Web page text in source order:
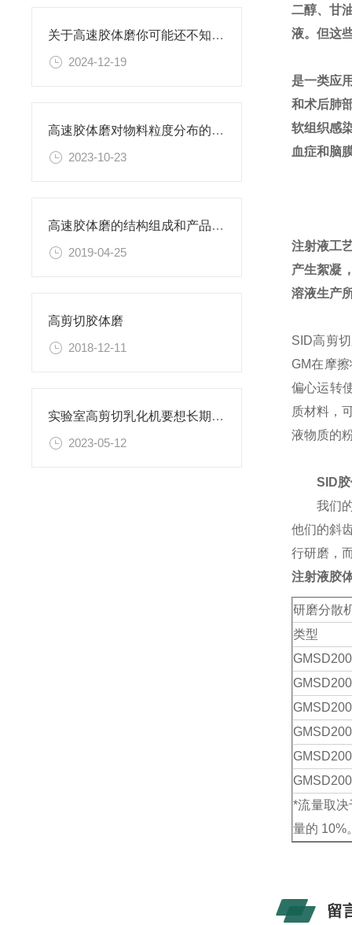
关于高速胶体磨你可能还不知道！
2024-12-19
高速胶体磨对物料粒度分布的影响研究
2023-10-23
高速胶体磨的结构组成和产品优势
2019-04-25
高剪切胶体磨
2018-12-11
实验室高剪切乳化机要想长期使用必须走出误区
2023-05-12
二醇、甘
液。但这
是一类应
和术后肺
软组织感
血症和脑
注射液工
产生絮凝
溶液生产
SID高剪
GM在摩
偏心运转
质材料，
液物质的
SID
我们
他们的斜
行研磨，
注射液胶
研磨分散
类型
GMSD
GMSD
GMSD
GMSD
GMSD
GMSD
*流量取
量的 10%
留